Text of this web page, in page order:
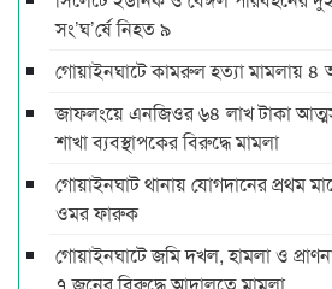
সং’ঘ’র্ষে নিহত ৯
গোয়াইনঘাটে কামরুল হত্যা মামলায় ৪
জাফলংয়ে এনজিওর ৬৪ লাখ টাকা
শাখা ব্যবস্থাপকের বিরুদ্ধে মামলা
গোয়াইনঘাট থানায় যোগদানের প্রথম
ওমর ফারুক
গোয়াইনঘাটে জমি দখল, হামলা ও